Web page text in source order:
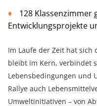
128 Klassenzimmer
Entwicklungsprojekte
Im Laufe der Zeit hat
bleibt im Kern, verbindet
Lebensbedingungen und
Rallye auch
Umweltinitiativen – von